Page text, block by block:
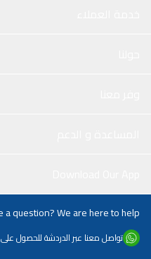
a question? We are here to help.
تواصل معنا عبر الدردشة للحصول